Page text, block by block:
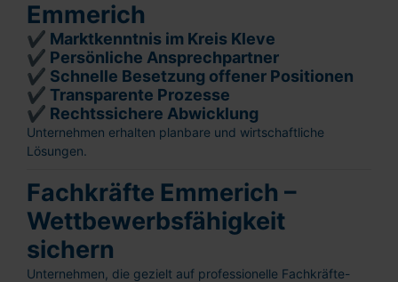
Emmerich
✔ Marktkenntnis im Kreis Kleve
✔ Persönliche Ansprechpartner
✔ Schnelle Besetzung offener Positionen
✔ Transparente Prozesse
✔ Rechtssichere Abwicklung
Unternehmen erhalten planbare und wirtschaftliche
Lösungen.
Fachkräfte Emmerich –
Wettbewerbsfähigkeit
sichern
Unternehmen, die gezielt auf professionelle Fachkräfte-